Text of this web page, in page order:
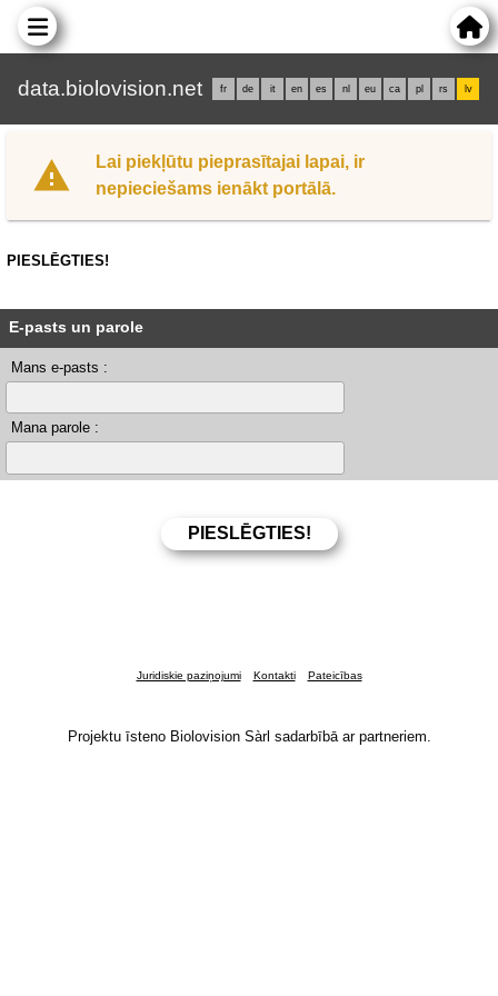
data.biolovision.net fr de it en es nl eu ca pl rs lv
Lai piekļūtu pieprasītajai lapai, ir
nepieciešams ienākt portālā.
PIESLĒGTIES!
E-pasts un parole
Mans e-pasts :
Mana parole :
Juridiskie paziņojumi Kontakti Pateicības
Projektu īsteno Biolovision Sàrl sadarbībā ar partneriem.